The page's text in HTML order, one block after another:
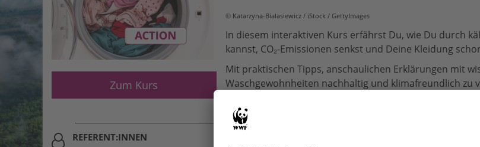
Zum Kurs
REFERENT:INNEN
© Katarzyna-Bialasiewicz / iStock / GettyImages
In diesem interaktiven Kurs erfährst Du, wie Du durch
kannst, CO₂-Emissionen senkst und Deine Kleidung
Mit praktischen Tipps, anschaulichen Erklärungen mit
Waschgewohnheiten nachhaltig und klimafreundlich zu
In kurzweiligen Videos erlangst Du grundlegendes
Temperaturen. Ergänzt wird der Kurs durch ein